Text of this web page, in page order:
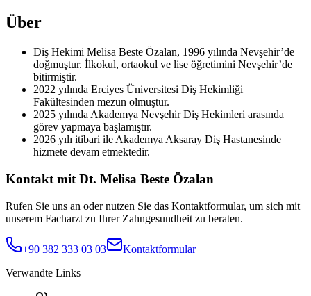
Über
Diş Hekimi Melisa Beste Özalan, 1996 yılında Nevşehir’de
doğmuştur. İlkokul, ortaokul ve lise öğretimini Nevşehir’de
bitirmiştir.
2022 yılında Erciyes Üniversitesi Diş Hekimliği
Fakültesinden mezun olmuştur.
2025 yılında Akademya Nevşehir Diş Hekimleri arasında
görev yapmaya başlamıştır.
2026 yılı itibari ile Akademya Aksaray Diş Hastanesinde
hizmete devam etmektedir.
Kontakt mit Dt. Melisa Beste Özalan
Rufen Sie uns an oder nutzen Sie das Kontaktformular, um sich mit
unserem Facharzt zu Ihrer Zahngesundheit zu beraten.
+90 382 333 03 03
Kontaktformular
Verwandte Links